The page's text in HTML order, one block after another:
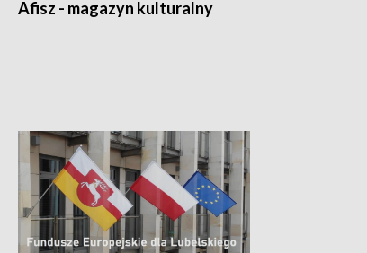
Afisz - magazyn kulturalny